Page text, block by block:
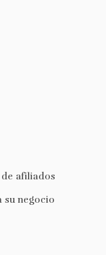
afiliados
su negocio